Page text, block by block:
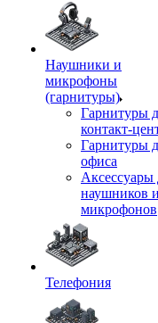
Наушники и
микрофоны
(гарнитуры)
Гарнитуры
контакт-
Гарнитуры
офиса
Аксессуары
наушников и
микрофонов
Телефония